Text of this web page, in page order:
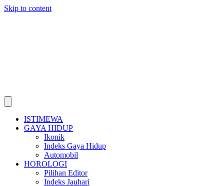
Skip to content
ISTIMEWA
GAYA HIDUP
Ikonik
Indeks Gaya Hidup
Automobil
HOROLOGI
Pilihan Editor
Indeks Jauhari